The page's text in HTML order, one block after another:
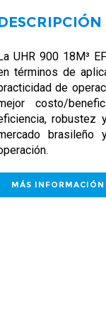
UHR 900 18M³
términos de
de
costo/
robustez
MÁS INFORMACIÓN
INFORMACIÓN